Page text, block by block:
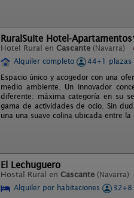
RuralSuite Hotel-
Hotel Rural en Cascante (Navarra)
Alquiler completo
44+1 plazas
Espacio único y acogedor con una
medio ambiente. Un innovador
diferente: máxima categoría en su
gama de actividades de ocio. Sin
una una suave colina ubicada entre
El Lechuguero
Hostal Rural en Cascante (Navarra)
Alquiler por habitaciones
32+8